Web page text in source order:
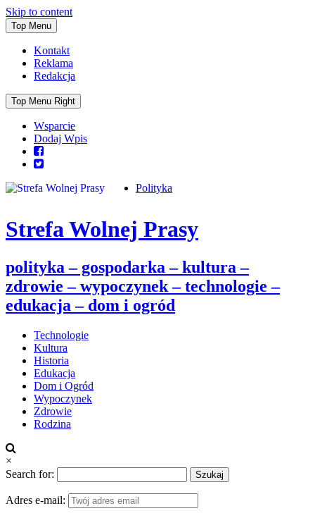
Skip to content
Top Menu
Kontakt
Reklama
Redakcja
Top Menu Right
Wsparcie
Dodaj Wpis
Strefa Wolnej Prasy
polityka – gospodarka – kultura –
zdrowie – wypoczynek – technologie –
edukacja – dom i ogród
Polityka
Technologie
Kultura
Historia
Edukacja
Dom i Ogród
Wypoczynek
Zdrowie
Rodzina
×
Search for:
Adres e-mail: